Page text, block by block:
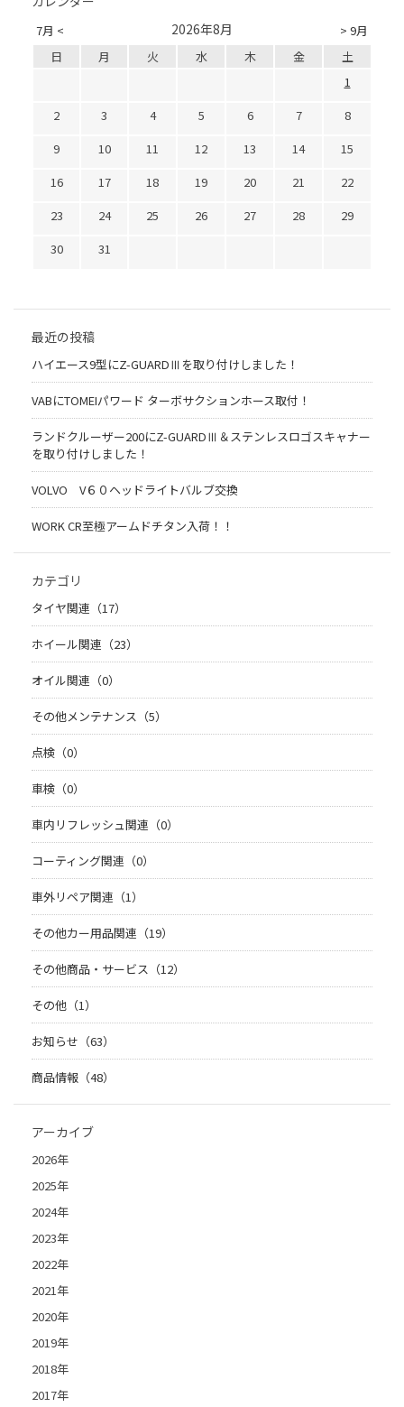
7月 < > 9月
2026年8月
日 月 火 水 木 金
土
1
2
3 4 5 6 7
8
9
10 11 12 13 14
15
16
17 18 19 20 21
22
23
24 25 26 27 28
29
30
31
最近の投稿
ハイエース9型にZ-GUARDⅢを取り付けしました！
VABにTOMEIパワード ターボサクションホース取付！
ランドクルーザー200にZ-GUARDⅢ＆ステンレスロゴスキャナー
を取り付けしました！
VOLVO V６０ヘッドライトバルブ交換
WORK CR至極アームドチタン入荷！！
カテゴリ
タイヤ関連（17）
ホイール関連（23）
オイル関連（0）
その他メンテナンス（5）
点検（0）
車検（0）
車内リフレッシュ関連（0）
コーティング関連（0）
車外リペア関連（1）
その他カー用品関連（19）
その他商品・サービス（12）
その他（1）
お知らせ（63）
商品情報（48）
アーカイブ
2026年
2025年
2024年
2023年
2022年
2021年
2020年
2019年
2018年
2017年